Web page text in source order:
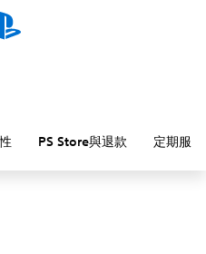
PS Store與退款 定期服務